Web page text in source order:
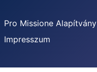
Pro Missione Alapítvány
Impresszum